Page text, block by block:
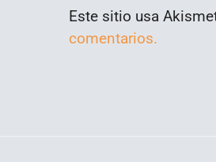
Este sitio usa
comentarios.